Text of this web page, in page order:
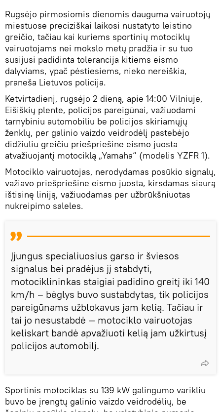
Rugsėjo pirmosiomis dienomis dauguma vairuotojų
miestuose preciziškai laikosi nustatyto leistino
greičio, tačiau kai kuriems sportinių motociklų
vairuotojams nei mokslo metų pradžia ir su tuo
susijusi padidinta tolerancija kitiems eismo
dalyviams, ypač pėstiesiems, nieko nereiškia,
praneša Lietuvos policija.
Ketvirtadienį, rugsėjo 2 dieną, apie 14:00 Vilniuje,
Eišiškių plente, policijos pareigūnai, važiuodami
tarnybiniu automobiliu be policijos skiriamųjų
ženklų, per galinio vaizdo veidrodėlį pastebėjo
didžiuliu greičiu priešpriešine eismo juosta
atvažiuojantį motociklą „Yamaha“ (modelis YZFR 1).
Motociklo vairuotojas, nerodydamas posūkio signalų,
važiavo priešpriešine eismo juosta, kirsdamas siaurą
ištisinę liniją, važiuodamas per užbrūkšniuotas
nukreipimo saleles.
Įjungus specialiuosius garso ir šviesos
signalus bei pradėjus jį stabdyti,
motociklininkas staigiai padidino greitį iki 140
km/h – bėglys buvo sustabdytas, tik policijos
pareigūnams užblokavus jam kelią. Tačiau ir
tai jo nesustabdė — motociklo vairuotojas
keliskart bandė apvažiuoti kelią jam užkirtusį
policijos automobilį.
Sportinis motociklas su 139 kW galingumo varikliu
buvo be įrengtų galinio vaizdo veidrodėlių, be